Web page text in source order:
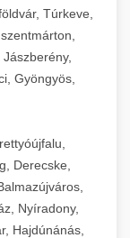
cateringTúrkeve,
Gyöngyös,
Derecske,
Nyíradony,
Hajdúnánás,